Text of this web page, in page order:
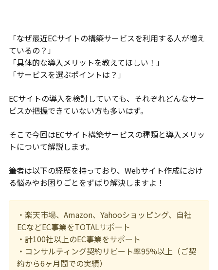
「なぜ最近ECサイトの構築サービスを利用する人が増え
ているの？」
「具体的な導入メリットを教えてほしい！」
「サービスを選ぶポイントは？」
ECサイトの導入を検討していても、それぞれどんなサー
ビスか把握できていない方も多いはず。
そこで今回はECサイト構築サービスの種類と導入メリッ
トについて解説します。
筆者は以下の経歴を持っており、Webサイト作成におけ
る悩みやお困りごとをずばり解決しますよ！
・楽天市場、Amazon、Yahooショッピング、自社
ECなどEC事業をTOTALサポート
・計100社以上のEC事業をサポート
・コンサルティング契約リピート率95%以上（ご契
約から6ヶ月間での実績）